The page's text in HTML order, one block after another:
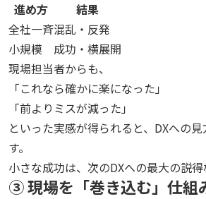
進め方
結果
全社一斉混乱・反発
小規模
成功・横展開
現場担当者からも、
「これなら確かに楽になった」
「前よりミスが減った」
といった実感が得られると、DXへの
す。
小さな成功は、次のDXへの最大の説得
③ 現場を「巻き込む」仕組